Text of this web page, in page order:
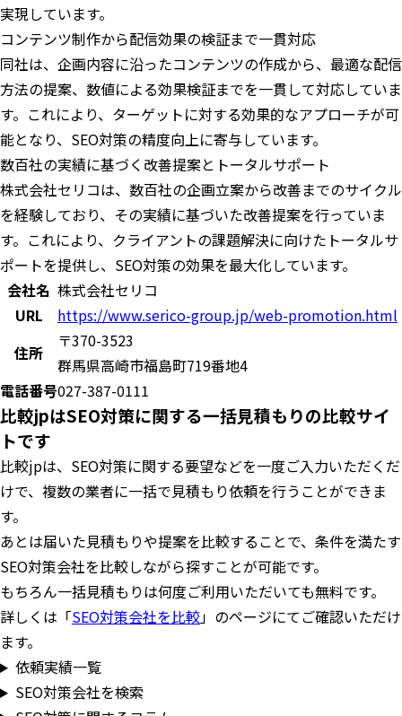
実現しています。
コンテンツ制作から配信効果の検証まで一貫対応
同社は、企画内容に沿ったコンテンツの作成から、最適な配信
方法の提案、数値による効果検証までを一貫して対応していま
す。これにより、ターゲットに対する効果的なアプローチが可
能となり、SEO対策の精度向上に寄与しています。
数百社の実績に基づく改善提案とトータルサポート
株式会社セリコは、数百社の企画立案から改善までのサイクル
を経験しており、その実績に基づいた改善提案を行っていま
す。これにより、クライアントの課題解決に向けたトータルサ
ポートを提供し、SEO対策の効果を最大化しています。
会社名 株式会社セリコ
URL
https://www.serico-group.jp/web-promotion.html
住所
〒370-3523
群馬県高崎市福島町719番地4
電話番号027-387-0111
比較jpはSEO対策に関する一括見積もりの比較サイ
トです
比較jpは、SEO対策に関する要望などを一度ご入力いただくだ
けで、複数の業者に一括で見積もり依頼を行うことができま
す。
あとは届いた見積もりや提案を比較することで、条件を満たす
SEO対策会社を比較しながら探すことが可能です。
もちろん一括見積もりは何度ご利用いただいても無料です。
詳しくは「SEO対策会社を比較」のページにてご確認いただけ
ます。
依頼実績一覧
SEO対策会社を検索